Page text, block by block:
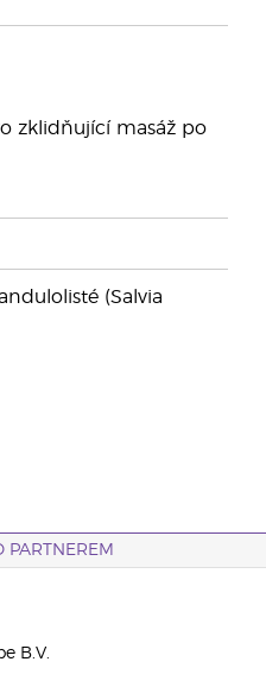
zklidňující masáž po
(Salvia
PARTNEREM
B.V.